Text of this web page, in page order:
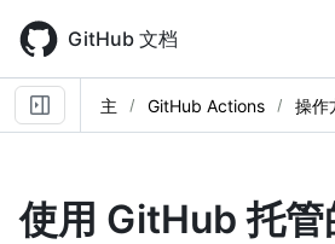
main
content
GitHub 文档
主 GitHub Actions 操作
使用 GitHub 托管